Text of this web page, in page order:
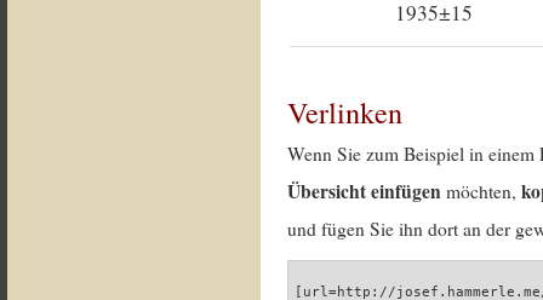
1935±15
Verlinken
Wenn Sie zum Beispiel in
Übersicht einfügen möchten,
und fügen Sie ihn dort an der
[url=http://